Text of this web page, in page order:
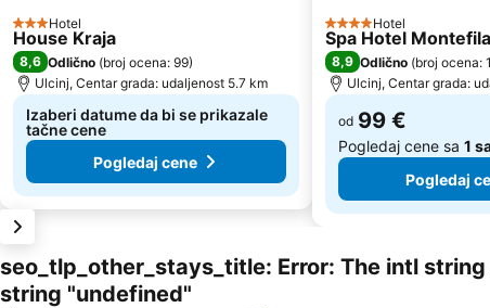
3 Zvezdice
Hotel
House Kraja
8,6 Odlično (broj ocena: 99)
Ulcinj, Centar grada: udaljenost 5.7 km
Izaberi datume da bi se prikazale
tačne cene
Pogledaj cene
4 Zvezdice
Hotel
Spa Hotel Montefila
8,9 Odlično (broj ocena:
Ulcinj, Centar grada:
od 99 €
Pogledaj cene sa 1
Pogledaj
seo_tlp_other_stays_title: Error: The intl
string "undefined"